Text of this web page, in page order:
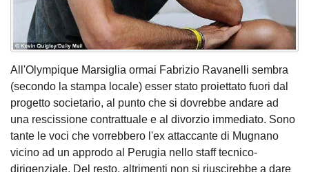
All'Olympique Marsiglia ormai Fabrizio Ravanelli sembra
(secondo la stampa locale) esser stato proiettato fuori dal
progetto societario, al punto che si dovrebbe andare ad
una rescissione contrattuale e al divorzio immediato. Sono
tante le voci che vorrebbero l'ex attaccante di Mugnano
vicino ad un approdo al Perugia nello staff tecnico-
dirigenziale. Del resto, altrimenti non si riuscirebbe a dare